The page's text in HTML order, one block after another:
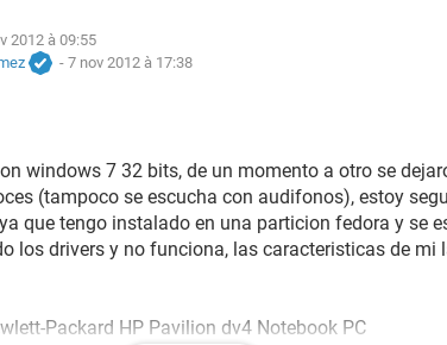
2012 à 09:55
- 7 nov 2012 à 17:38
windows 7 32 bits, de un momento a otro se
(tampoco se escucha con audifonos), estoy
que tengo instalado en una particion fedora y se
los drivers y no funciona, las caracteristicas de mi
Packard HP Pavilion dv4 Notebook PC